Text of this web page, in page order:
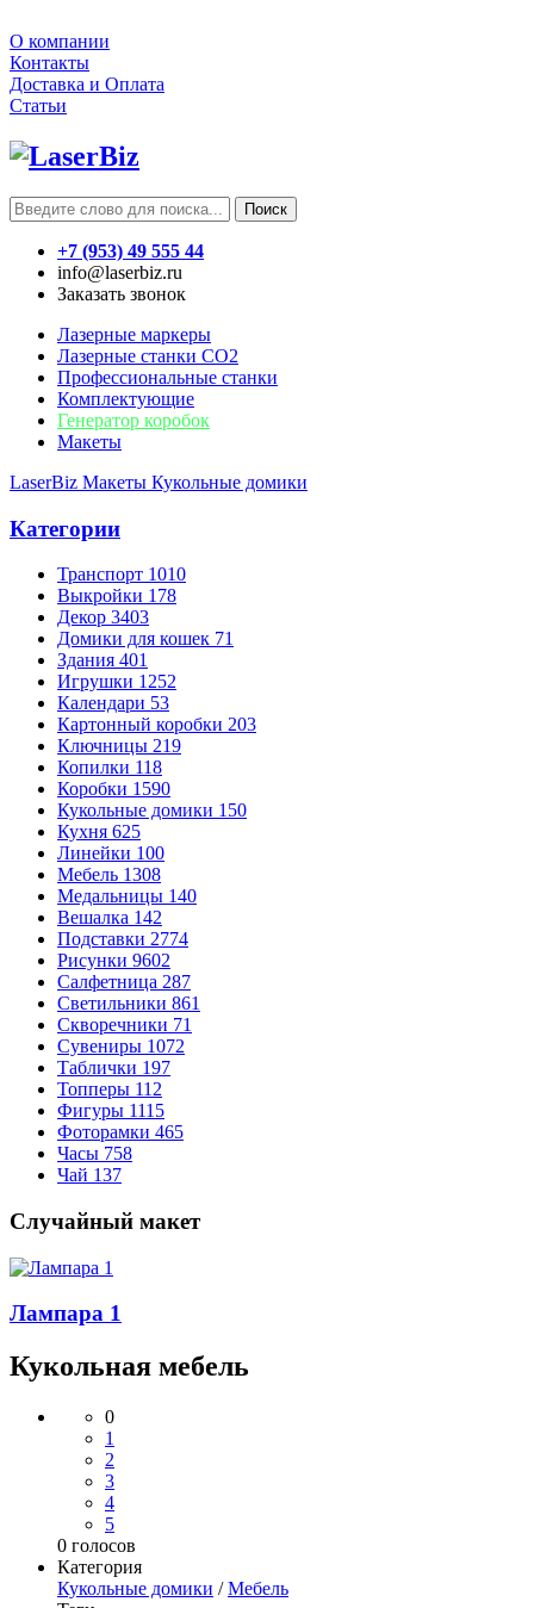
О компании
Контакты
Доставка и Оплата
Статьи
Поиск
+7 (953) 49 555 44
info@laserbiz.ru
Заказать звонок
Лазерные маркеры
Лазерные станки CO2
Профессиональные станки
Комплектующие
Генератор коробок
Макеты
LaserBiz Макеты Кукольные домики
Категории
Транспорт 1010
Выкройки 178
Декор 3403
Домики для кошек 71
Здания 401
Игрушки 1252
Календари 53
Картонный коробки 203
Ключницы 219
Копилки 118
Коробки 1590
Кукольные домики 150
Кухня 625
Линейки 100
Мебель 1308
Медальницы 140
Вешалка 142
Подставки 2774
Рисунки 9602
Салфетница 287
Светильники 861
Скворечники 71
Сувениры 1072
Таблички 197
Топперы 112
Фигуры 1115
Фоторамки 465
Часы 758
Чай 137
Случайный макет
Лампара 1
Кукольная мебель
0
1
2
3
4
5
0 голосов
Категория
Кукольные домики /Мебель